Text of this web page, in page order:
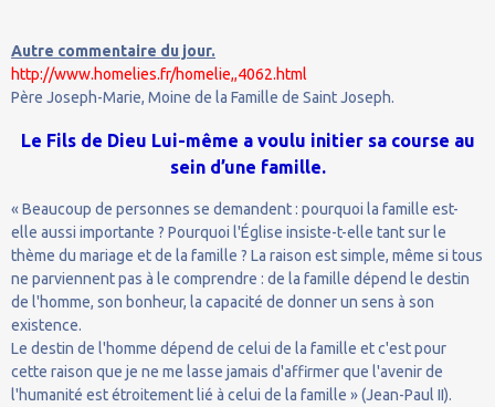
Autre commentaire du jour.
http://www.homelies.fr/homelie,,4062.html
Père Joseph-Marie, Moine de la Famille de Saint Joseph.
Le Fils de Dieu Lui-même a voulu initier sa course au
sein d’une famille.
« Beaucoup de personnes se demandent : pourquoi la famille est-
elle aussi importante ? Pourquoi l'Église insiste-t-elle tant sur le
thème du mariage et de la famille ? La raison est simple, même si tous
ne parviennent pas à le comprendre : de la famille dépend le destin
de l'homme, son bonheur, la capacité de donner un sens à son
existence.
Le destin de l'homme dépend de celui de la famille et c'est pour
cette raison que je ne me lasse jamais d'affirmer que l'avenir de
l'humanité est étroitement lié à celui de la famille » (Jean-Paul II).